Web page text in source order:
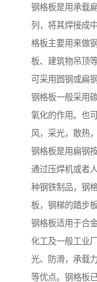
钢格板是用承载
列，将其焊接成
格板主要用来做
板、建筑物吊顶
可采用圆钢或扁
钢格板一般采用
氧化的作用。也
风，采光，散热
钢格板是用扁钢
通过压焊机或者
种钢铁制品，钢
板，钢梯的踏步
钢格板适用于合
化工及一般工业
光、防滑，承载
等优点。钢格板